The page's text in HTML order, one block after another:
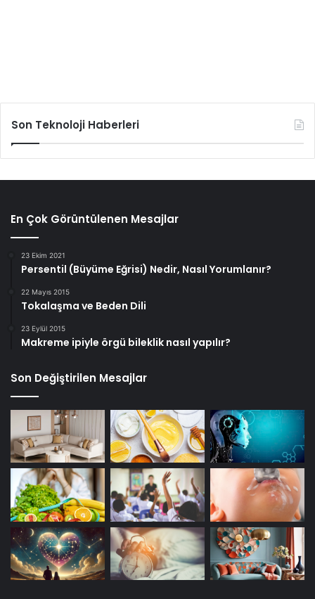
Son Teknoloji Haberleri
En Çok Görüntülenen Mesajlar
23 Ekim 2021
Persentil (Büyüme Eğrisi) Nedir, Nasıl Yorumlanır?
22 Mayıs 2015
Tokalaşma ve Beden Dili
23 Eylül 2015
Makreme ipiyle örgü bileklik nasıl yapılır?
Son Değiştirilen Mesajlar